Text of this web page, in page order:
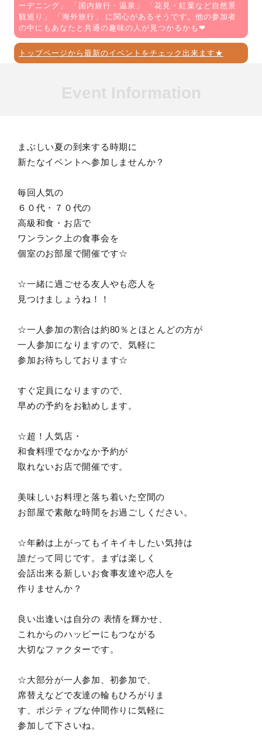
ーデニング 」 「国内旅行・温泉 」 「花見・紅葉など自然景
観巡り 」 「海外旅行 」 に関心があるそうです。他の参加者
の中にもあなたと共通の趣味の人が見つかるかも❤
トップページから最新のイベントをチェック出来ます★
まぶしい夏の到来する時期に
新たなイベントへ参加しませんか？
毎回人気の
６０代・７０代の
高級和食・お店で
ワンランク上の食事会を
個室のお部屋で開催です☆
☆一緒に過ごせる友人やも恋人を
見つけましょうね！！
☆一人参加の割合は約80％とほとんどの方が
一人参加になりますので、気軽に
参加お待ちしております☆
すぐ定員になりますので、
早めの予約をお勧めします。
☆超！人気店・
和食料理でなかなか予約が
取れないお店で開催です。
美味しいお料理と落ち着いた空間の
お部屋で素敵な時間をお過ごしください。
☆年齢は上がってもイキイキしたい気持は
誰だって同じです。まずは楽しく
会話出来る新しいお食事友達や恋人を
作りませんか？
良い出逢いは自分の 表情を輝かせ、
これからのハッピーにもつながる
大切なファクターです。
☆大部分が一人参加、初参加で、
席替えなどで友達の輪もひろがりま
す、ポジティブな仲間作りに気軽に
参加して下さいね。